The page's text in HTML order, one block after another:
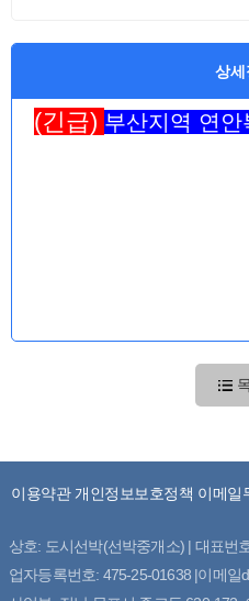
상세
(긴급) 부산지역 연안
이용약관 개인정보보호정책 이메일
상호: 도시선박(선박중개소) | 대표번
업자등록번호: 475-25-01638 |이메일